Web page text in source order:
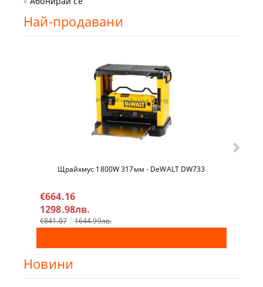
Най-продавани
Щрайхмус 1800W 317мм - DeWALT DW733
€664.16
1298.98лв.
€841.07 1644.99лв.
Новини